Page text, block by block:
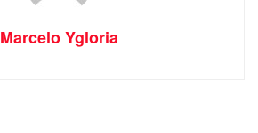
Marcelo Ygloria